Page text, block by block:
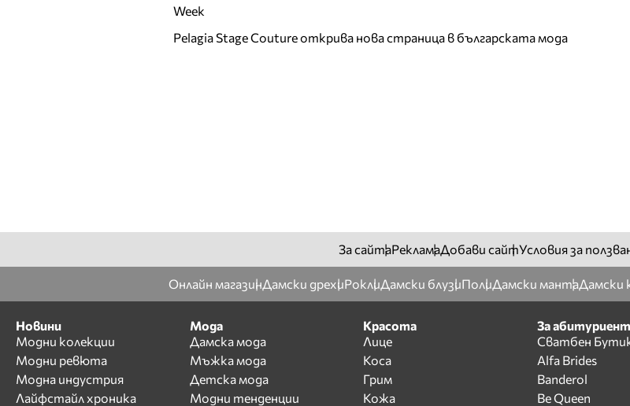
Week
Pelagia Stage Couture открива нова страница в българската мода
За сайтаРекламаДобави сайтУсловия за
Онлайн магазинДамски дрехиРоклиДамски блузиПолиДамски мантаДамски
Новини
Модни колекции
Модни ревюта
Модна индустрия
Лайфстайл хроника
Мода
Дамска мода
Мъжка мода
Детска мода
Модни тенденции
Красота
Лице
Коса
Грим
Кожа
За
Сватбен
Alfa Brides
Banderol
Be Queen